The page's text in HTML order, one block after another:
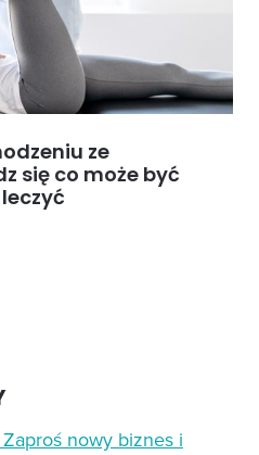
ze
się co może być
nowy biznes i